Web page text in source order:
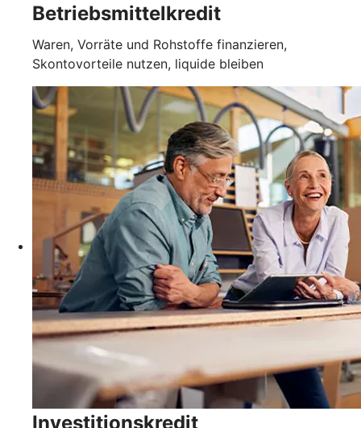
Betriebsmittelkredit
Waren, Vorräte und Rohstoffe finanzieren,
Skontovorteile nutzen, liquide bleiben
Investitionskredit